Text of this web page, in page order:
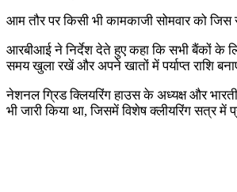
आम तौर पर किसी भी कामकाजी सोमवार को जिस
आरबीआई ने निर्देश देते हुए कहा कि सभी बैंकों के
समय खुला रखें और अपने खातों में पर्याप्त राशि
नेशनल ग्रिड क्लियरिंग हाउस के अध्यक्ष और
भी जारी किया था, जिसमें विशेष क्लीयरिंग सत्र